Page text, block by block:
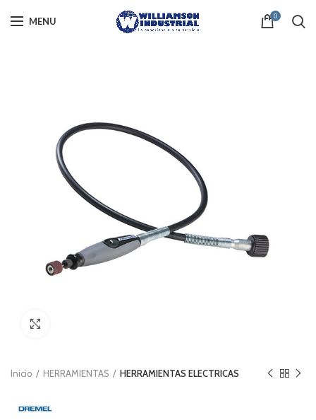
MENU 0
Inicio HERRAMIENTAS HERRAMIENTAS ELECTRICAS